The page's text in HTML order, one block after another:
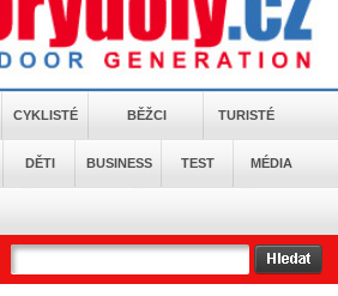
CYKLISTÉ BĚŽCI TURISTÉ
DĚTI BUSINESS TEST MÉDIA